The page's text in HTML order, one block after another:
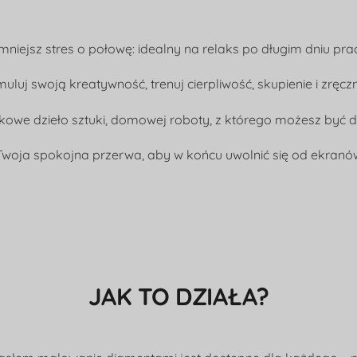
stres o połowę: idealny na relaks po długim dniu
swoją kreatywność, trenuj cierpliwość, skupienie i
dzieło sztuki, domowej roboty, z którego możesz być
spokojna przerwa, aby w końcu uwolnić się od
JAK TO DZIAŁA?